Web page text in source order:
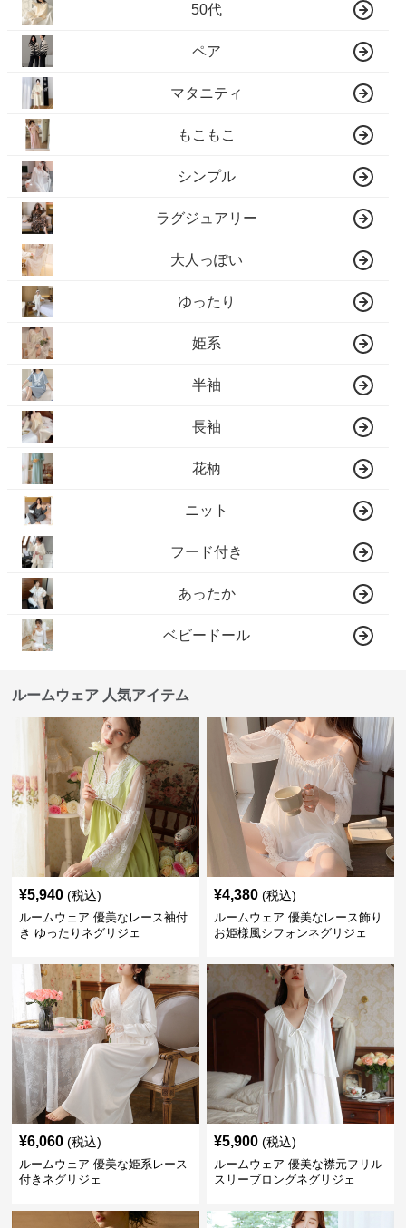
50代
ペア
マタニティ
もこもこ
シンプル
ラグジュアリー
大人っぽい
ゆったり
姫系
半袖
長袖
花柄
ニット
フード付き
あったか
ベビードール
ルームウェア 人気アイテム
¥5,940 (税込)
ルームウェア 優美なレース袖付
き ゆったりネグリジェ
¥4,380 (税込)
ルームウェア 優美なレース飾り
お姫様風シフォンネグリジェ
¥6,060 (税込)
ルームウェア 優美な姫系レース
付きネグリジェ
¥5,900 (税込)
ルームウェア 優美な襟元フリル
スリーブロングネグリジェ